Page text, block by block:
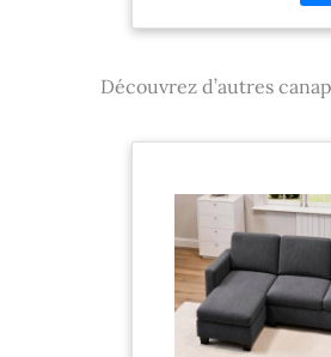
bois
Découvrez d’autres